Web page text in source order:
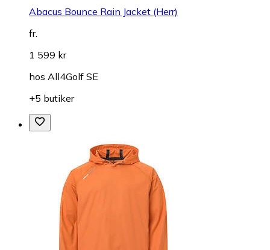
Abacus Bounce Rain Jacket (Herr)
fr.
1 599 kr
hos All4Golf SE
+5 butiker